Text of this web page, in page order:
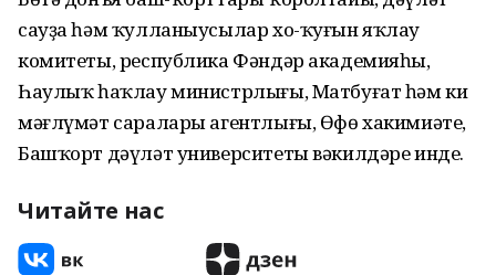
сауҙа һәм ҡулланыусылар хо-ҡуғын яҡлау
комитеты, республика Фәндәр академияһы,
Һаулыҡ һаҡлау министрлығы, Матбуғат һәм киң
мәғлүмәт саралары агентлығы, Өфө хакимиәте,
Башҡорт дәүләт университеты вәкилдәре инде.
Читайте нас